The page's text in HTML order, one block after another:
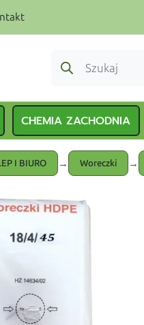
CHEMIA ZACHODNIA
I BIURO → Woreczki →